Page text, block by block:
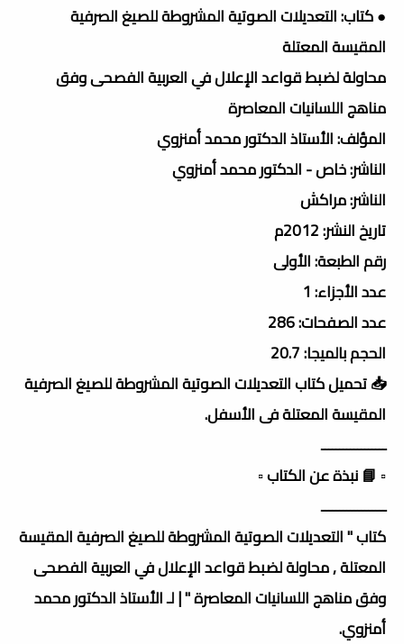
● كتاب: التعديلات الصوتية المشروطة للصيغ الصرفية
المقيسة المعتلة
محاولة لضبط قواعد الإعلال في العربية الفصحى وفق
مناهج اللسانيات المعاصرة
المؤلف: الأستاذ الدكتور محمد أمنزوي
الناشر: خاص - الدكتور محمد أمنزوي
الناشر: مراكش
تاريخ النشر: 2012م
رقم الطبعة: الأولى
عدد الأجزاء: 1
عدد الصفحات: 286
الحجم بالميجا: 20.7
📥 تحميل كتاب التعديلات الصوتية المشروطة للصيغ الصرفية
المقيسة المعتلة فى الأسفل.
ــــــــــــــــــ
▫️ 📘 نبذة عن الكتاب ▫️
ــــــــــــــــــ
كتاب " التعديلات الصوتية المشروطة للصيغ الصرفية المقيسة
المعتلة , محاولة لضبط قواعد الإعلال في العربية الفصحى
وفق مناهج اللسانيات المعاصرة " | لـ الأستاذ الدكتور محمد
أمنزوي.